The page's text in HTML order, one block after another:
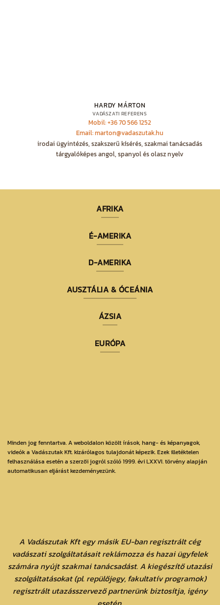
HARDY MÁRTON
VADÁSZATI REFERENS
Mobil: +36 70 566 1252
Email: marton@vadaszutak.hu
irodai ügyintézés, szakszerű kísérés, szakmai tanácsadás
tárgyalóképes angol, spanyol és olasz nyelv
AFRIKA
É-AMERIKA
D-AMERIKA
AUSZTÁLIA & ÓCEÁNIA
ÁZSIA
EURÓPA
Minden jog fenntartva. A weboldalon közölt írások, hang- és képanyagok,
videók a Vadászutak Kft. kizárólagos tulajdonát képezik. Ezek illetéktelen
felhasználása esetén a szerzői jogról szóló 1999. évi LXXVI. törvény alapján
automatikusan eljárást kezdeményezünk.
A Vadászutak Kft egy másik EU-ban regisztrált cég
vadászati szolgáltatásait reklámozza és hazai ügyfelek
számára nyújt szakmai tanácsadást. A kiegészítő utazási
szolgáltatásokat (pl. repülőjegy, fakultatív programok)
regisztrált utazásszervező partnerünk biztosítja, igény